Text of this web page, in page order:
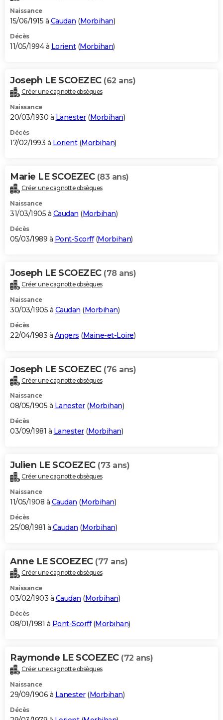
Naissance
15/06/1915 à Caudan (Morbihan)
Décès
11/05/1994 à Lorient(Morbihan)
Joseph LE SCOEZEC (62 ans)
Créer une cagnotte obsèques
Naissance
20/03/1930 à Lanester(Morbihan)
Décès
17/02/1993 à Lorient(Morbihan)
Marie LE SCOEZEC (83 ans)
Créer une cagnotte obsèques
Naissance
31/03/1905 à Caudan (Morbihan)
Décès
05/03/1989 à Pont-Scorff(Morbihan)
Joseph LE SCOEZEC (78 ans)
Créer une cagnotte obsèques
Naissance
30/03/1905 à Caudan (Morbihan)
Décès
22/04/1983 à Angers (Maine-et-Loire)
Joseph LE SCOEZEC (76 ans)
Créer une cagnotte obsèques
Naissance
08/05/1905 à Lanester(Morbihan)
Décès
03/09/1981 à Lanester(Morbihan)
Julien LE SCOEZEC (73 ans)
Créer une cagnotte obsèques
Naissance
11/05/1908 à Caudan (Morbihan)
Décès
25/08/1981 à Caudan (Morbihan)
Anne LE SCOEZEC (77 ans)
Créer une cagnotte obsèques
Naissance
03/02/1903 à Caudan (Morbihan)
Décès
08/01/1981 à Pont-Scorff(Morbihan)
Raymonde LE SCOEZEC (72 ans)
Créer une cagnotte obsèques
Naissance
29/09/1906 à Lanester(Morbihan)
Décès